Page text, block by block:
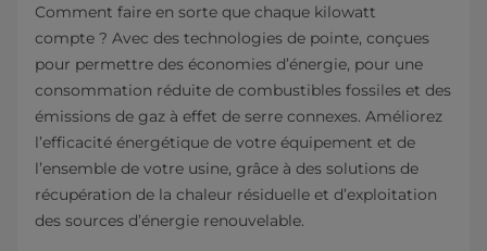
Comment faire en sorte que chaque kilowatt
compte ? Avec des technologies de pointe, conçues
pour permettre des économies d’énergie, pour une
consommation réduite de combustibles fossiles et des
émissions de gaz à effet de serre connexes. Améliorez
l’efficacité énergétique de votre équipement et de
l’ensemble de votre usine, grâce à des solutions de
récupération de la chaleur résiduelle et d’exploitation
des sources d’énergie renouvelable.